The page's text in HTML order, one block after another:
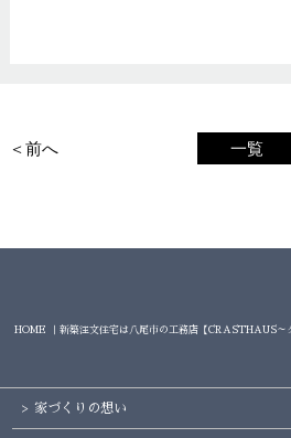
一覧
＜前へ
HOME ｜新築注文住宅は八尾市の工務店【CRASTHAUS～
家づくりの想い